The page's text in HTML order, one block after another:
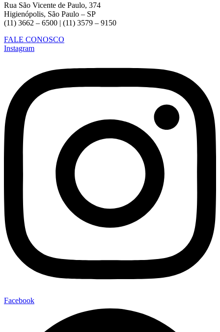
Rua São Vicente de Paulo, 374
Higienópolis, São Paulo – SP
(11) 3662 – 6500 | (11) 3579 – 9150
FALE CONOSCO
Instagram
Facebook